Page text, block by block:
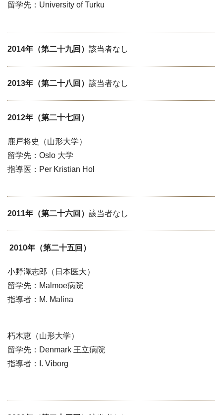
留学先：University of Turku
2014年（第二十九回） 該当者なし
2013年（第二十八回） 該当者なし
2012年（第二十七回）
鹿戸将史（山形大学）
留学先：Oslo 大学
指導医：Per Kristian Hol
2011年（第二十六回） 該当者なし
2010年（第二十五回）
小野澤志郎（日本医大）
留学先：Malmoe病院
指導者：M. Malina
朽木恵（山形大学）
留学先：Denmark 王立病院
指導者：I. Viborg